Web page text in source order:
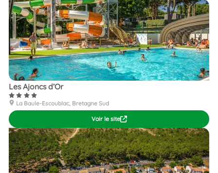
Les Ajoncs d’Or
La Baule-Escoublac, Bretagne Sud
Voir le site